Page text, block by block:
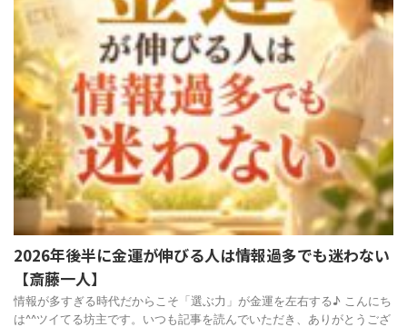
2026年後半に金運が伸びる人は情報過多でも迷わない
【斎藤一人】
情報が多すぎる時代だからこそ「選ぶ力」が金運を左右する♪ こんにち
は^^ツイてる坊主です。いつも記事を読んでいただき、ありがとうござ